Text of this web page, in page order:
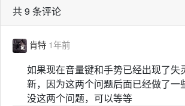
共 9 条评论
肯特 1年前
如果现在音量键和手势已经出现了失
新，因为这两个问题后面已经做了一
没这两个问题，可以等等